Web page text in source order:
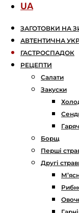
UA
ЗАГОТОВКИ НА
АВТЕНТИЧНА
ГАСТРОСПАДОК
РЕЦЕПТИ
Салати
Закуски
Борщ
Перші
Другі